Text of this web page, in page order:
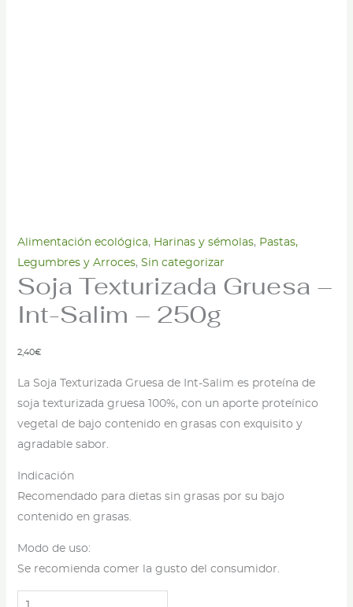
Alimentación ecológica, Harinas y sémolas, Pastas,
Legumbres y Arroces, Sin categorizar
Soja Texturizada Gruesa –
Int-Salim – 250g
2,40€
La Soja Texturizada Gruesa de Int-Salim es proteína de
soja texturizada gruesa 100%, con un aporte proteínico
vegetal de bajo contenido en grasas con exquisito y
agradable sabor.
Indicación
Recomendado para dietas sin grasas por su bajo
contenido en grasas.
Modo de uso:
Se recomienda comer la gusto del consumidor.
Soja